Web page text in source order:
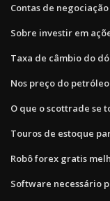
Contas de
Sobre investir em
Taxa de câmbio do
Nos preço do
O que o scottrade se
Touros de estoque
Robô forex gratis
Software necessário